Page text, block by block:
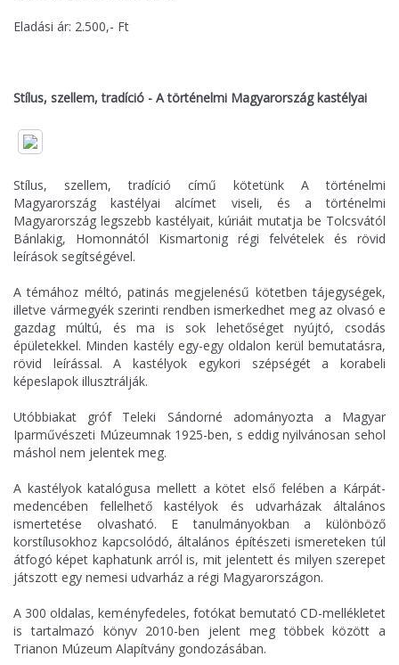
Eladási ár: 2.500,- Ft
Stílus, szellem, tradíció - A történelmi Magyarország kastélyai
Stílus, szellem, tradíció című kötetünk A történelmi
Magyarország kastélyai alcímet viseli, és a történelmi
Magyarország legszebb kastélyait, kúriáit mutatja be Tolcsvától
Bánlakig, Homonnától Kismartonig régi felvételek és rövid
leírások segítségével.
A témához méltó, patinás megjelenésű kötetben tájegységek,
illetve vármegyék szerinti rendben ismerkedhet meg az olvasó e
gazdag múltú, és ma is sok lehetőséget nyújtó, csodás
épületekkel. Minden kastély egy-egy oldalon kerül bemutatásra,
rövid leírással. A kastélyok egykori szépségét a korabeli
képeslapok illusztrálják.
Utóbbiakat gróf Teleki Sándorné adományozta a Magyar
Iparművészeti Múzeumnak 1925-ben, s eddig nyilvánosan sehol
máshol nem jelentek meg.
A kastélyok katalógusa mellett a kötet első felében a Kárpát-
medencében fellelhető kastélyok és udvarházak általános
ismertetése olvasható. E tanulmányokban a különböző
korstílusokhoz kapcsolódó, általános építészeti ismereteken túl
átfogó képet kaphatunk arról is, mit jelentett és milyen szerepet
játszott egy nemesi udvarház a régi Magyarországon.
A 300 oldalas, keményfedeles, fotókat bemutató CD-mellékletet
is tartalmazó könyv 2010-ben jelent meg többek között a
Trianon Múzeum Alapítvány gondozásában.